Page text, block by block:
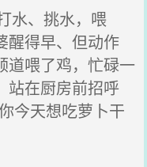
水、挑水，喂
醒得早、但动作
道喂了鸡，忙碌一
站在厨房前招呼
今天想吃萝卜干